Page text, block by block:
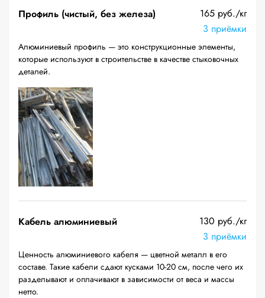
Профиль (чистый, без железа)
165 руб./кг
3 приёмки
Алюминиевый профиль — это конструкционные элементы,
которые используют в строительстве в качестве стыковочных
деталей.
Кабель алюминиевый
130 руб./кг
3 приёмки
Ценность алюминиевого кабеля — цветной металл в его
составе. Такие кабели сдают кусками 10-20 см, после чего их
разделывают и оплачивают в зависимости от веса и массы
нетто.